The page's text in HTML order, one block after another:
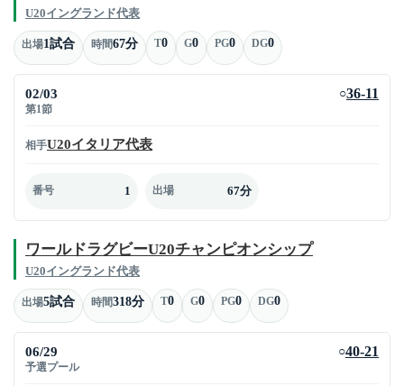
U20イングランド代表
出場1試合 時間67分 T0 G0 PG0 DG0
02/03
第1節
○36-11
相手U20イタリア代表
番号 1 出場 67分
ワールドラグビーU20チャンピオンシップ
U20イングランド代表
出場5試合 時間318分 T0 G0 PG0 DG0
06/29
予選プール
○40-21